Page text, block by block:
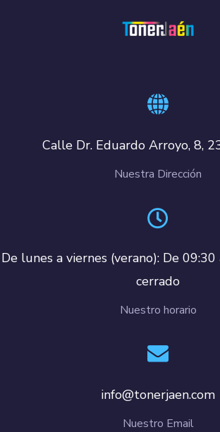
Calle Dr. Eduardo Arroyo, 8,
Nuestra Dirección
De lunes a viernes (verano): De
cerrado
Nuestro horario
info@tonerjaen.com
Nuestro Email